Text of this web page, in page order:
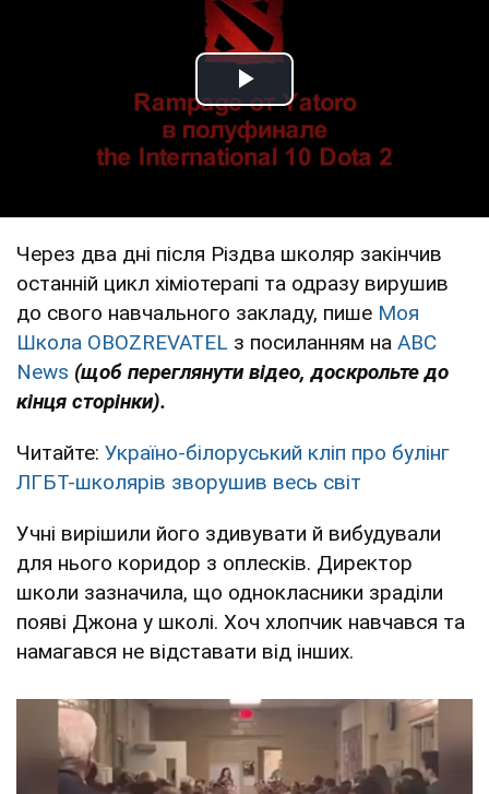
Play Video
Через два дні після Різдва школяр закінчив
останній цикл хіміотерапі та одразу вирушив
до свого навчального закладу, пише Моя
Школа OBOZREVATEL з посиланням на ABC
News (щоб переглянути відео, доскрольте до
кінця сторінки).
Читайте: Україно-білоруський кліп про булінг
ЛГБТ-школярів зворушив весь світ
Учні вирішили його здивувати й вибудували
для нього коридор з оплесків. Директор
школи зазначила, що однокласники зраділи
появі Джона у школі. Хоч хлопчик навчався та
намагався не відставати від інших.